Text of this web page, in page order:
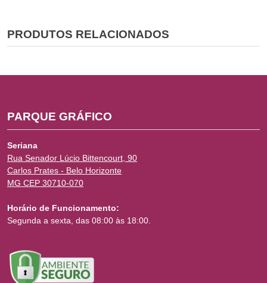
PRODUTOS RELACIONADOS
PARQUE GRÁFICO
Seriana
Rua Senador Lúcio Bittencourt, 90
Carlos Prates - Belo Horizonte
MG CEP 30710-070
Horário de Funcionamento:
Segunda a sexta, das 08:00 às 18:00.